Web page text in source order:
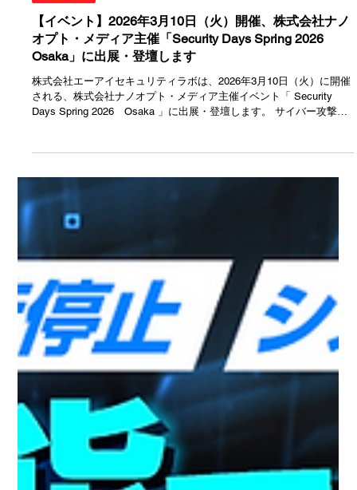
【イベント】2026年3月10日（火）開催、株式会社ナノ
オプト・メディア主催「Security Days Spring 2026
株式会社エーアイセキュリティラボは、2026年3月10日（火）に開催
される、株式会社ナノオプト・メディア主催イベント「 Security
Days Spring 2026 Osaka 」に出展・登壇します。 サイバー攻撃が
巧妙化する現代において、Webサイトを安全に提供するためには脆弱
性診断が欠かせません。高度な診断を継続的に実施するためには専門
人材が必要ですが、人手不足で踏み出せないというケースも。 AIと
RPAを活用する「AeyeScan」では診断の設定から巡回・スキャン、
レポート作成までを大幅に自動化できます。ブースでは生成AIを用い
た診断も体感いただけます。ぜひお立ち寄りください。 さらに、リ
アルセミナーにも登壇しますので、ぜひご参加いただければ幸いで
す。皆さまのご来場を、心よりお待ちしております。 ■株式会社エー
アイセキュリティラボの講演について 多くの企業が、複数のWebサ
ービスを抱えながら日々開発を進めている中で「膨大な脆弱性の管理
と対応が追いついていない」という課題に直面しています。ビジネ
ス・開発のスピードを落とさないようにしなが